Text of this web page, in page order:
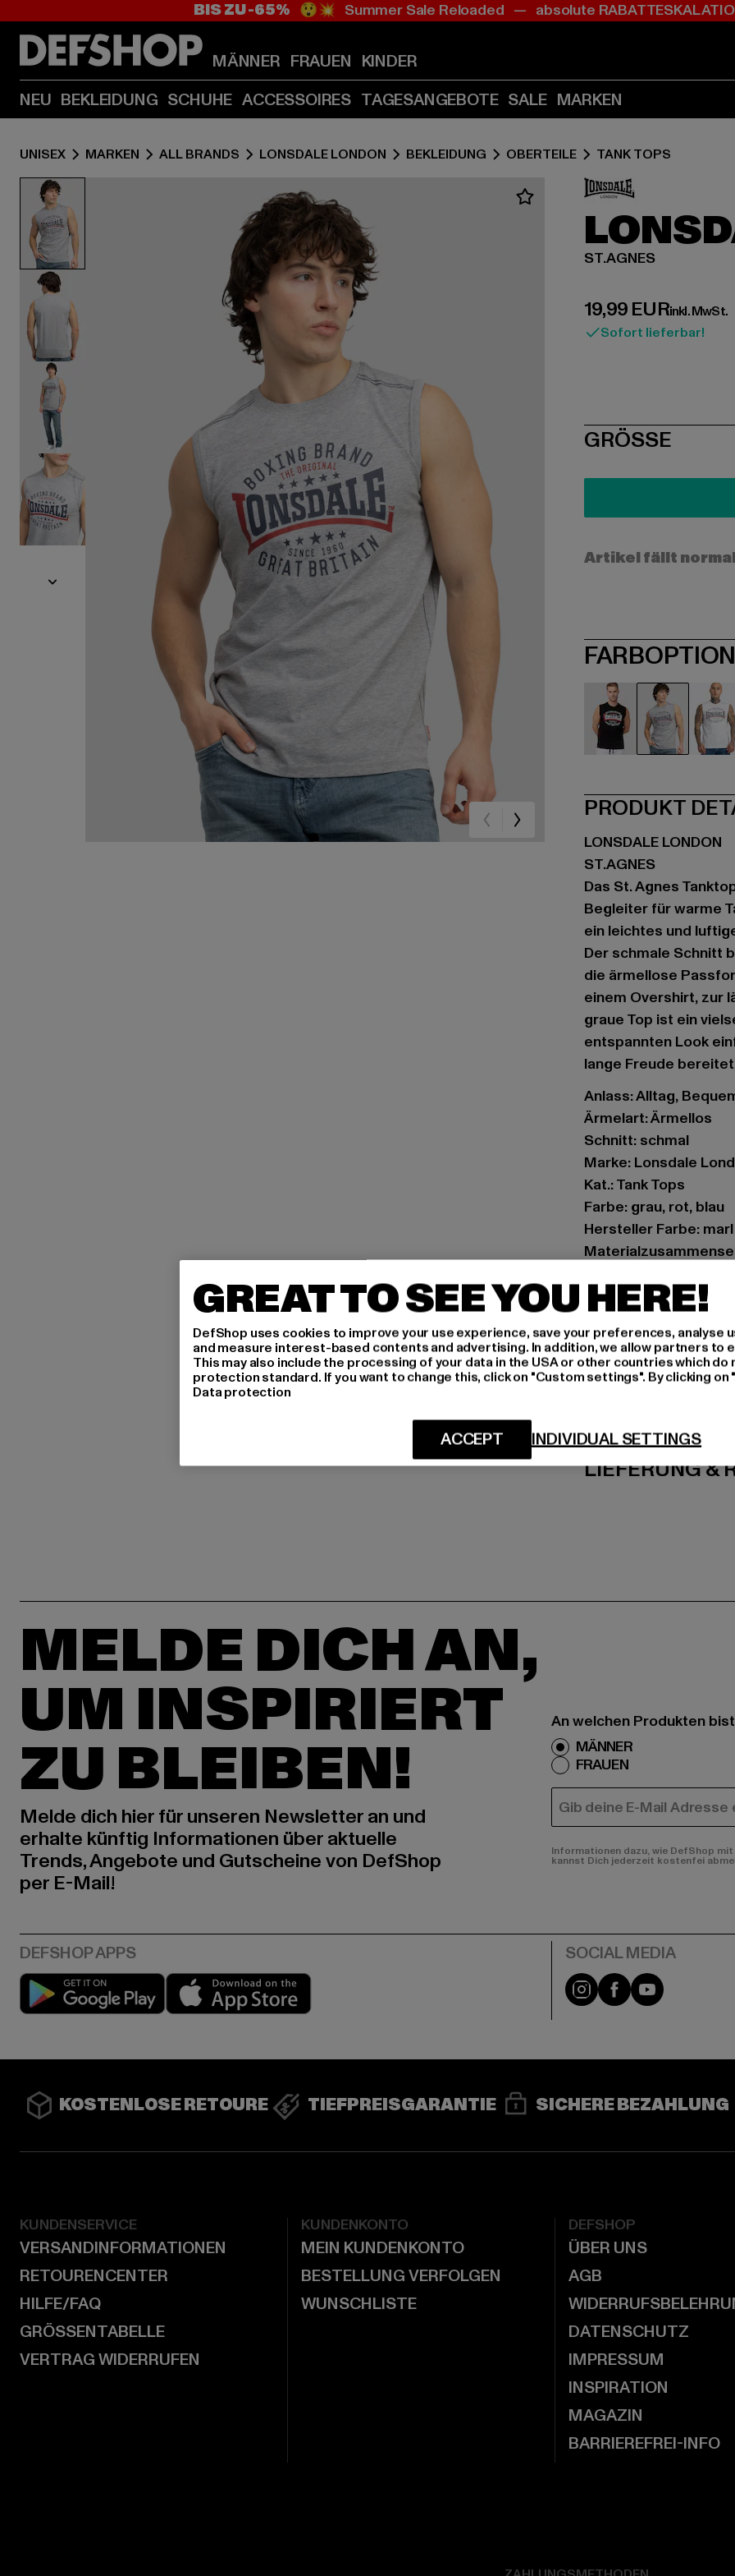
Zum
(Enter
drücken)
Zum
(Enter
drücken)
BIS ZU -65% 😲💥 Summer Sale Reloaded — absolute
MÄNNER FRAUEN KINDER
NEU BEKLEIDUNG SCHUHE ACCESSOIRES TAGESANGEBOTE SALE MARKEN
UNISEX MARKEN ALL BRANDS LONSDALE LONDON BEKLEIDUNG OBERTEILE TANK TOPS
ST.AGNES
19,99 EUR
Derzeitiger Preis:
inkl. MwSt.
Sofort lieferbar!
SIZE
GRÖSSE
Artikel fällt
PRODUKT
LONSDALE LONDON
ST.AGNES
Das St. Agnes
Begleiter für warme
ein leichtes und
Der schmale Schnitt
die ärmellose
einem Overshirt, zur
graue Top ist ein
entspannten Look
lange Freude
Anlass: Alltag,
Ärmelart: Ärmellos
Schnitt: schmal
Marke: Lonsdale
Kat.: Tank Tops
Farbe: grau, rot, blau
Hersteller Farbe:
Hersteller: Punch
Im Taubental 15a |
LIEFERUNG &
MELDE DICH AN,
UM INSPIRIERT
ZU BLEIBEN!
Melde dich hier für unseren Newsletter an und
erhalte künftig Informationen über aktuelle
Trends, Angebote und Gutscheine von DefShop
per E-Mail!
An welchen Produkten
MÄNNER
FRAUEN
E-MAIL
Informationen dazu, wie DefShop
kannst Dich jederzeit kostenfei
Play market Instagram
FacebookYouTube
KOSTENLOSE RETOURE TIEFPREISGARANTIE SICHERE BEZAHLUNG
KUNDENSERVICE
VERSANDINFORMATIONEN
RETOURENCENTER
HILFE/FAQ
GRÖSSENTABELLE
VERTRAG WIDERRUFEN
KUNDENKONTO
MEIN KUNDENKONTO
BESTELLUNG VERFOLGEN
WUNSCHLISTE
DEFSHOP
ÜBER UNS
AGB
DATENSCHUTZ
IMPRESSUM
INSPIRATION
MAGAZIN
BARRIEREFREI-INFO
GREAT TO SEE YOU HERE!
DefShop uses cookies to improve your use experience, save your preferences, analyse
and measure interest-based contents and advertising. In addition, we allow partners to
This may also include the processing of your data in the USA or other countries which do
protection standard. If you want to change this, click on "Custom settings". By clicking
Data protection
INDIVIDUAL SETTINGS
ACCEPT